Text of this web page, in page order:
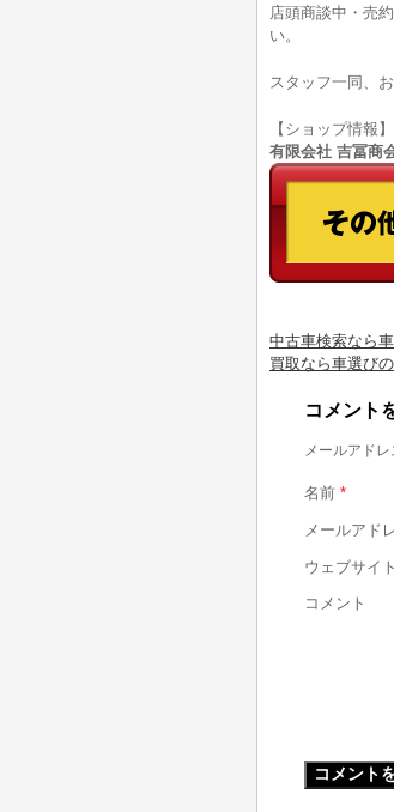
店頭商談中・売
い。
スタッフ一同、
【ショップ情報
有限会社 吉冨商
中古車検索なら
買取なら車選び
コメント
メールアド
名前 *
メールアド
ウェブサイト
コメント